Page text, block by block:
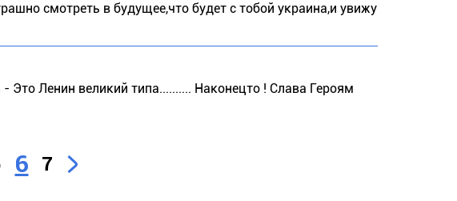
смотреть в будущее,что будет с тобой украина,и увижу
Ленин великий типа.......... Наконецто ! Слава Героям
6 7